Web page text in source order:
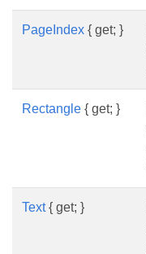
PageIndex { get; }
Rectangle { get; }
Text{ get; }